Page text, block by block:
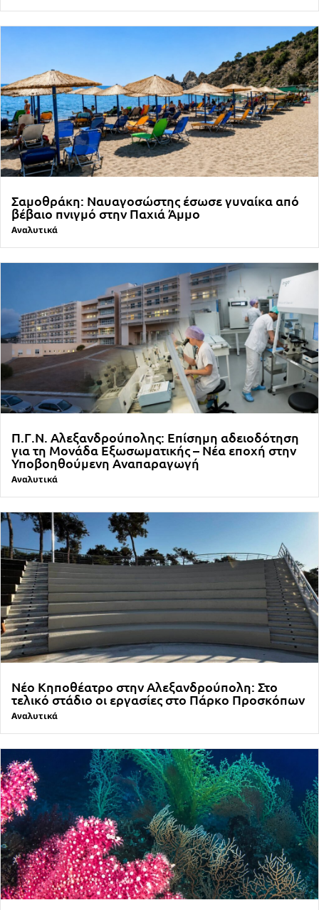
Σαμοθράκη: Ναυαγοσώστης έσωσε γυναίκα από
βέβαιο πνιγμό στην Παχιά Άμμο
Αναλυτικά
Π.Γ.Ν. Αλεξανδρούπολης: Επίσημη αδειοδότηση
για τη Μονάδα Εξωσωματικής – Νέα εποχή στην
Υποβοηθούμενη Αναπαραγωγή
Αναλυτικά
Νέο Κηποθέατρο στην Αλεξανδρούπολη: Στο
τελικό στάδιο οι εργασίες στο Πάρκο Προσκόπων
Αναλυτικά